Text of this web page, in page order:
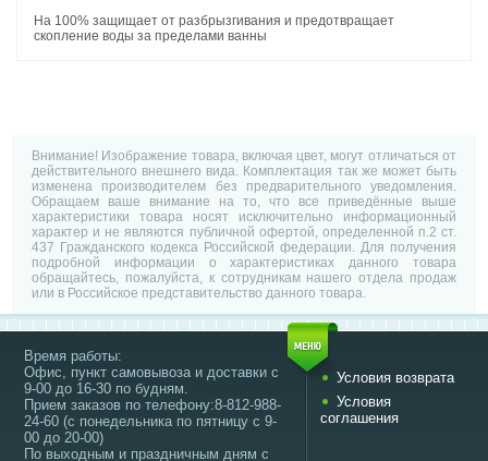
На 100% защищает от разбрызгивания и предотвращает
скопление воды за пределами ванны
Внимание! Изображение товара, включая цвет, могут отличаться от
действительного внешнего вида. Комплектация так же может быть
изменена производителем без предварительного уведомления.
Обращаем ваше внимание на то, что все приведённые выше
характеристики товара носят исключительно информационный
характер и не являются публичной офертой, определенной п.2 ст.
437 Гражданского кодекса Российской федерации. Для получения
подробной информации о характеристиках данного товара
обращайтесь, пожалуйста, к сотрудникам нашего отдела продаж
или в Российское представительство данного товара.
Время работы:
Офис, пункт самовывоза и доставки с
9-00 до 16-30 по будням.
Прием заказов по телефону:8-812-988-
24-60 (с понедельника по пятницу с 9-
00 до 20-00)
По выходным и праздничным дням с
Условия возврата
Условия
соглашения